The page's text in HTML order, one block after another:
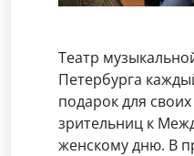
Театр
Петербурга
подарок для
зрительниц к
женскому дню. В